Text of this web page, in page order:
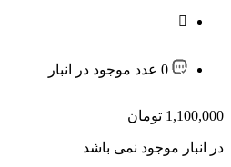
0 عدد موجود در انبار
1,100,000 تومان
در انبار موجود نمی باشد